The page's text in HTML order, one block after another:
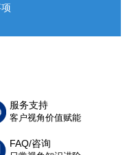
服务支持
客户视角价值赋能
FAQ/咨询